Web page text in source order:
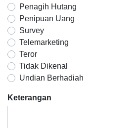
Penagih Hutang
Penipuan Uang
Survey
Telemarketing
Teror
Tidak Dikenal
Undian Berhadiah
Keterangan